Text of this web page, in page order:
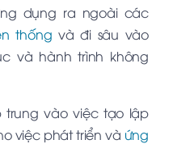
dụng ra ngoài các
thống và đi sâu vào
và hành trình không
vào việc tạo lập
việc phát triển và ứng